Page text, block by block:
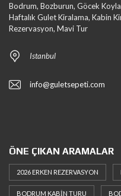
Bodrum, Bozburun, Göcek
Haftalık Gulet Kiralama, Kabin
Rezervasyon, Mavi Tur
Istanbul
info@guletsepeti.com
ÖNE ÇIKAN ARAMALAR
2026 ERKEN REZERVASYON
BODRUM KABIN TURU